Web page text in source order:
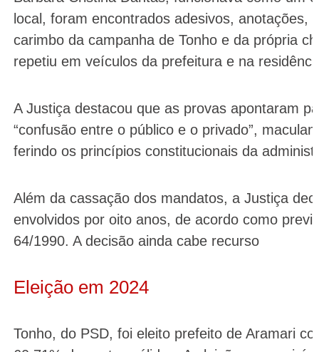
local, foram encontrados adesivos, anotações,
carimbo da campanha de Tonho e da própria
repetiu em veículos da prefeitura e na
A Justiça destacou que as provas apontaram
“confusão entre o público e o privado”,
ferindo os princípios constitucionais da
Além da cassação dos mandatos, a Justiça
envolvidos por oito anos, de acordo como
64/1990. A decisão ainda cabe recurso
Eleição em 2024
Tonho, do PSD, foi eleito prefeito de Aramari